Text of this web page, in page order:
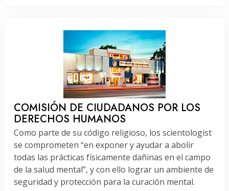
COMISIÓN DE CIUDADANOS POR LOS
DERECHOS HUMANOS
Como parte de su código religioso, los scientologist
se comprometen “en exponer y ayudar a abolir
todas las prácticas físicamente dañinas en el campo
de la salud mental”, y con ello lograr un ambiente de
seguridad y protección para la curación mental.